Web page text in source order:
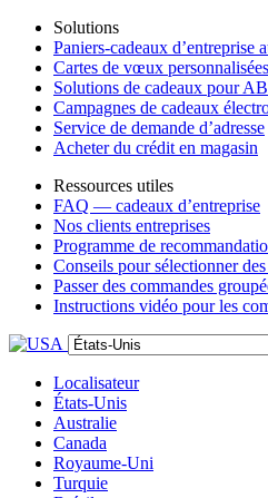
Solutions
Paniers-cadeaux d’entreprise
Cartes de vœux
Solutions de cadeaux pour
Campagnes de cadeaux
Service de demande d’adresse
Acheter du crédit en magasin
Ressources utiles
FAQ — cadeaux d’entreprise
Nos clients entreprises
Programme de
Conseils pour sélectionner
Passer des commandes
Instructions vidéo pour les
Localisateur
États-Unis
Australie
Canada
Royaume-Uni
Turquie